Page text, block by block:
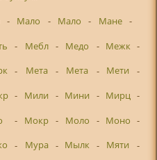
- Мало - Мало - Мане -
- Мебл - Медо - Межк -
- Мета - Мета - Мети
-
- Мили - Мини - Мирц -
- Мокр - Моло - Моно -
- Мура - Мылк - Мяти -